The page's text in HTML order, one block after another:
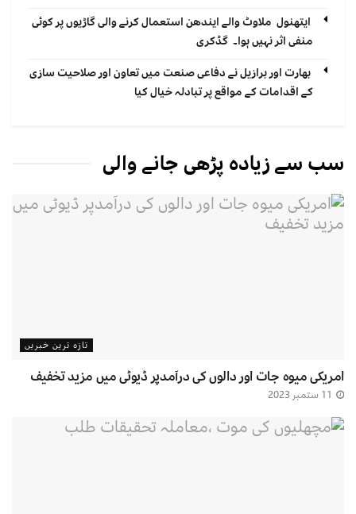
ایتھنول ملاوٹ والے ایندھن استعمال کرنے والی گاڑیوں پر کوئی
منفی اثر نہیں ہوا۔ گڈکری
بھارت اور برازیل نے دفاعی صنعت میں تعاون اور صلاحیت سازی
کے اقدامات کے مواقع پر تبادلہ خیال کیا
سب سے زیادہ پڑھی جانے والی
تازہ ترین خبریں
امریکی میوہ جات اور دالوں کی درآمدپر ڈیوٹی میں مزید تخفیف